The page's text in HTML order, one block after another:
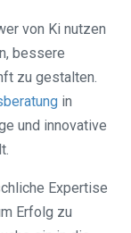
von Ki nutzen
bessere
zu gestalten.
in
und innovative
Expertise
Erfolg zu